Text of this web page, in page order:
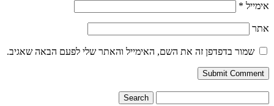
אימייל *
אתר
שמור בדפדפן זה את השם, האימייל והאתר שלי לפעם הבאה שאגיב.